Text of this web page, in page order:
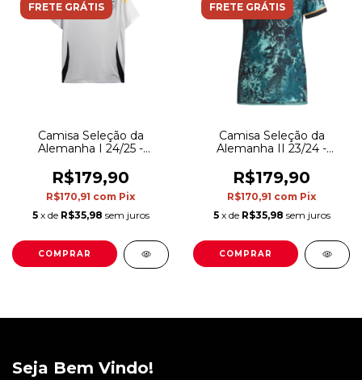
FRETE GRÁTIS
Camisa Seleção da
Alemanha I 24/25 -
- Branca
R$179,90
R$170,91 com Pix
5 x de R$35,98 sem juros
COMPRAR
FRETE GRÁTIS
Camisa Seleção da
Alemanha II 23/24 -
- Verde
R$179,90
R$170,91 com Pix
5 x de R$35,98 sem juros
COMPRAR
Seja Bem Vindo!